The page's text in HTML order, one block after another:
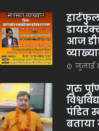
आज
जुलाई
गुरु
पंडित
बताया